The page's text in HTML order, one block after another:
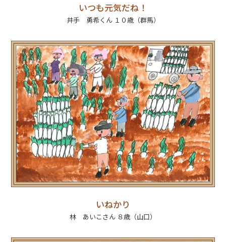
いつも元気だね！
井手 勇希くん １０歳（群馬）
いねかり
林 あいこさん ８歳（山口）